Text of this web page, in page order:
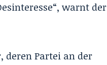
warnt der
deren Partei an der